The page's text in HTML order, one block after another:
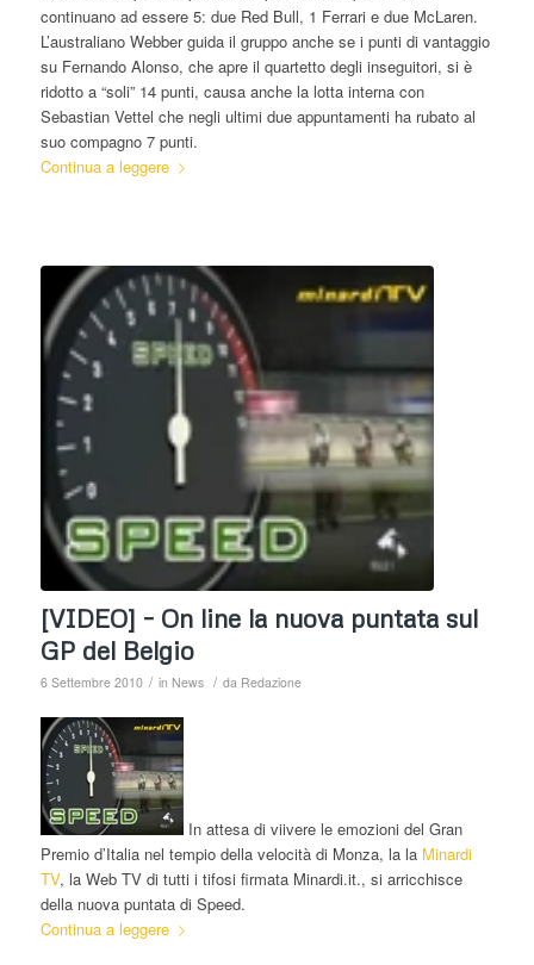
continuano ad essere 5: due Red Bull, 1 Ferrari e due McLaren.
L’australiano Webber guida il gruppo anche se i punti di vantaggio
su Fernando Alonso, che apre il quartetto degli inseguitori, si è
ridotto a “soli” 14 punti, causa anche la lotta interna con
Sebastian Vettel che negli ultimi due appuntamenti ha rubato al
suo compagno 7 punti.
Continua a leggere
[VIDEO] – On line la nuova puntata sul
GP del Belgio
6 Settembre 2010 / in News / da Redazione
In attesa di viivere le emozioni del Gran
Premio d’Italia nel tempio della velocità di Monza, la la Minardi
TV, la Web TV di tutti i tifosi firmata Minardi.it., si arricchisce
della nuova puntata di Speed.
Continua a leggere